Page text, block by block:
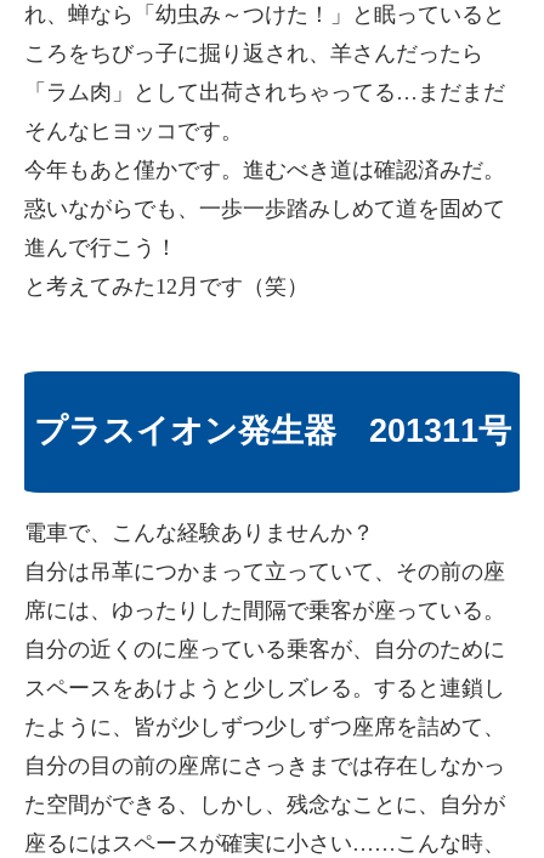
れ、蝉なら「幼虫み～つけた！」と眠っていると
ころをちびっ子に掘り返され、羊さんだったら
「ラム肉」として出荷されちゃってる…まだまだ
そんなヒヨッコです。
今年もあと僅かです。進むべき道は確認済みだ。
惑いながらでも、一歩一歩踏みしめて道を固めて
進んで行こう！
と考えてみた12月です（笑）
プラスイオン発生器 201311号
電車で、こんな経験ありませんか？
自分は吊革につかまって立っていて、その前の座
席には、ゆったりした間隔で乗客が座っている。
自分の近くのに座っている乗客が、自分のために
スペースをあけようと少しズレる。すると連鎖し
たように、皆が少しずつ少しずつ座席を詰めて、
自分の目の前の座席にさっきまでは存在しなかっ
た空間ができる、しかし、残念なことに、自分が
座るにはスペースが確実に小さい……こんな時、